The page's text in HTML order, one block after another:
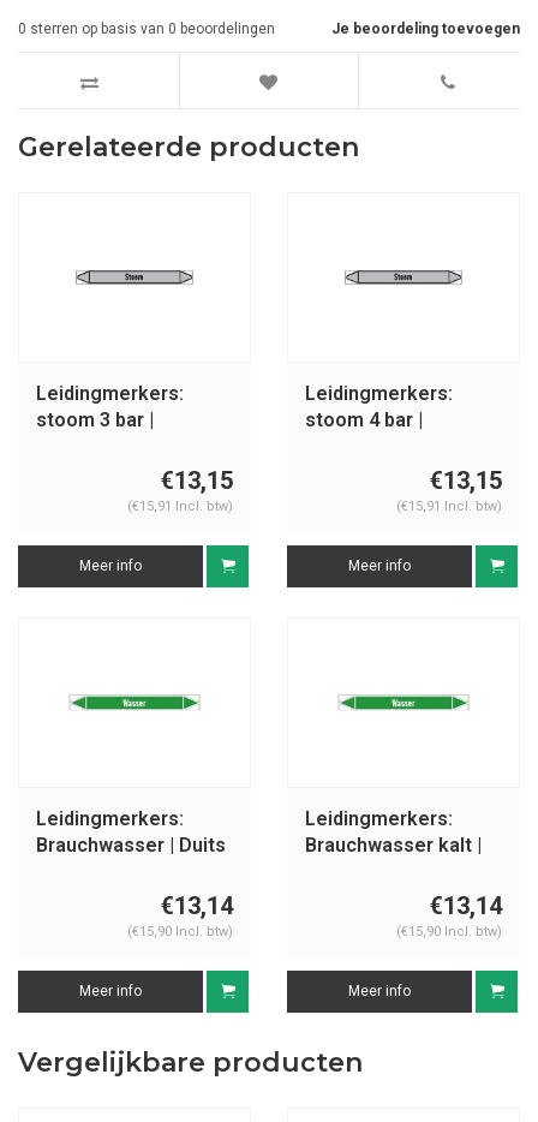
Je beoordeling toevoegen
0 sterren op basis van 0 beoordelingen
Gerelateerde producten
Leidingmerkers:
stoom 3 bar |
€13,15
(€15,91 Incl. btw)
Meer info
Leidingmerkers:
stoom 4 bar |
€13,15
(€15,91 Incl. btw)
Meer info
Leidingmerkers:
Brauchwasser | Duits
€13,14
(€15,90 Incl. btw)
Meer info
Leidingmerkers:
Brauchwasser kalt |
€13,14
(€15,90 Incl. btw)
Meer info
Vergelijkbare producten